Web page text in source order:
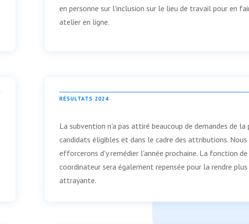
en personne sur l'inclusion sur le lieu de travail pour en
atelier en ligne.
RÉSULTATS 2024
La subvention n'a pas attiré beaucoup de demandes de la
candidats éligibles et dans le cadre des attributions. Nous
efforcerons d'y remédier l'année prochaine. La fonction de
coordinateur sera également repensée pour la rendre plus
attrayante.